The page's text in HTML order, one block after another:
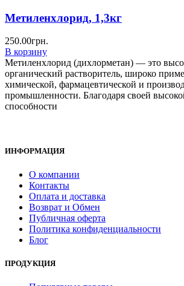
Метиленхлорид, 1,3кг
250.00грн.
В корзину
Метиленхлорид (дихлорметан) — это
органический растворитель, широко
химической, фармацевтической и
промышленности. Благодаря своей
способности
ИНФОРМАЦИЯ
О компании
Контакты
Оплата и доставка
Возврат и Обмен
Публичная оферта
Политика конфиденциальности
Блог
ПРОДУКЦИЯ